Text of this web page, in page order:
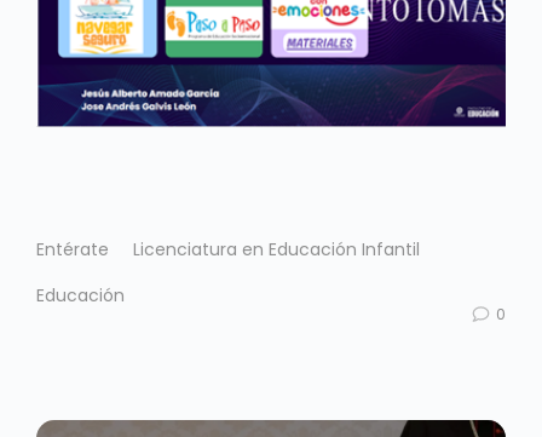
Entérate
Licenciatura en Educación Infantil
Educación
0